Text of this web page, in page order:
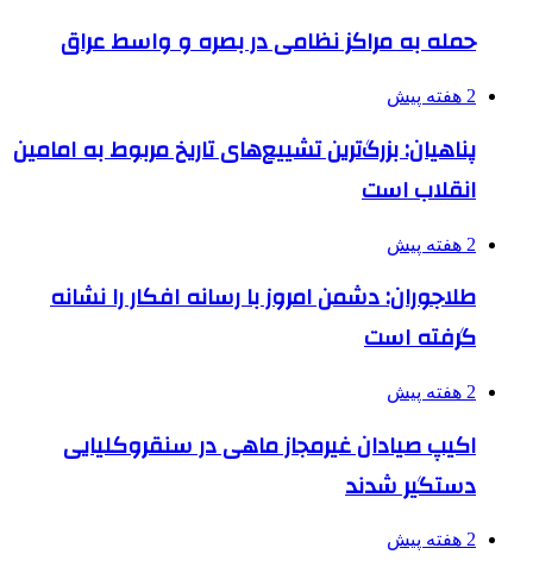
حمله به مراکز نظامی در بصره و واسط عراق
2 هفته پیش
پناهیان: بزرگ‌ترین تشییع‌های تاریخ مربوط به امامین
انقلاب است
2 هفته پیش
طلاجوران: دشمن امروز با رسانه افکار را نشانه
گرفته است
2 هفته پیش
اکیپ صیادان غیرمجاز ماهی در سنقروکلیایی
دستگیر شدند
2 هفته پیش